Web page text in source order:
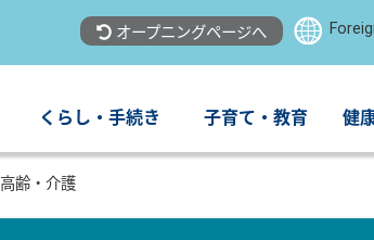
オープニングページへ
くらし・手続き 子育て・教育 健
高齢・介護